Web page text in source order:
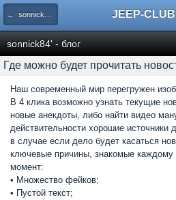
← sonnick84' - блог JEEP-
sonnick84' - блог
Где можно будет прочитать
Наш современный мир перегружен
В 4 клика возможно узнать текущие
новые анекдоты, либо найти видео
действительности хорошие источники
в случае если дело будет касаться
ключевые причины, знакомые каждому
момент:
• Множество фейков;
• Пустой текст;